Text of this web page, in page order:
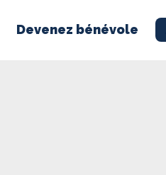
Devenez bénévole